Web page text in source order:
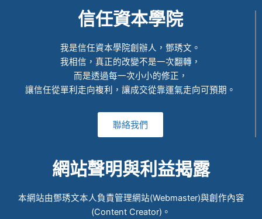
信任資本學院
我是信任資本學院創辦人，鄧琇文。
我相信，真正的改變不是一次翻轉，
而是透過每一次小小的修正，
讓信任從單利走向複利，讓成交從靠運氣走向可預期。
聯絡我們
網站聲明與利益揭露
本網站由鄧琇文本人負責管理網站(Webmaster)與創作內容
(Content Creator)。